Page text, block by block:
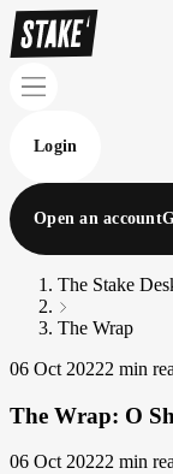
Login
Open an account
The Stake
The Wrap
06 Oct 20222 min
The Wrap: O
06 Oct 20222 min